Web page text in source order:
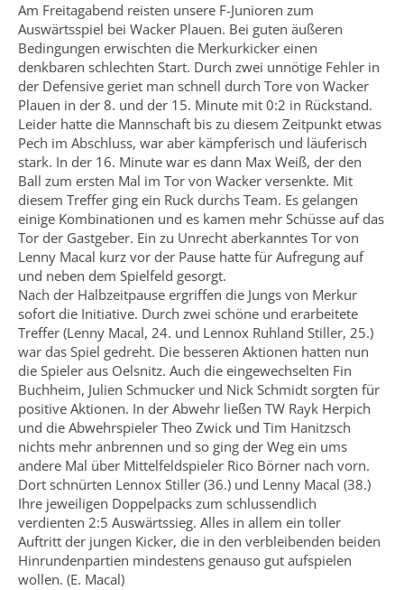
Am Freitagabend reisten unsere F-Junioren zum
Auswärtsspiel bei Wacker Plauen. Bei guten äußeren
Bedingungen erwischten die Merkurkicker einen
denkbaren schlechten Start. Durch zwei unnötige Fehler in
der Defensive geriet man schnell durch Tore von Wacker
Plauen in der 8. und der 15. Minute mit 0:2 in Rückstand.
Leider hatte die Mannschaft bis zu diesem Zeitpunkt etwas
Pech im Abschluss, war aber kämpferisch und läuferisch
stark. In der 16. Minute war es dann Max Weiß, der den
Ball zum ersten Mal im Tor von Wacker versenkte. Mit
diesem Treffer ging ein Ruck durchs Team. Es gelangen
einige Kombinationen und es kamen mehr Schüsse auf das
Tor der Gastgeber. Ein zu Unrecht aberkanntes Tor von
Lenny Macal kurz vor der Pause hatte für Aufregung auf
und neben dem Spielfeld gesorgt.
Nach der Halbzeitpause ergriffen die Jungs von Merkur
sofort die Initiative. Durch zwei schöne und erarbeitete
Treffer (Lenny Macal, 24. und Lennox Ruhland Stiller, 25.)
war das Spiel gedreht. Die besseren Aktionen hatten nun
die Spieler aus Oelsnitz. Auch die eingewechselten Fin
Buchheim, Julien Schmucker und Nick Schmidt sorgten für
positive Aktionen. In der Abwehr ließen TW Rayk Herpich
und die Abwehrspieler Theo Zwick und Tim Hanitzsch
nichts mehr anbrennen und so ging der Weg ein ums
andere Mal über Mittelfeldspieler Rico Börner nach vorn.
Dort schnürten Lennox Stiller (36.) und Lenny Macal (38.)
Ihre jeweiligen Doppelpacks zum schlussendlich
verdienten 2:5 Auswärtssieg. Alles in allem ein toller
Auftritt der jungen Kicker, die in den verbleibenden beiden
Hinrundenpartien mindestens genauso gut aufspielen
wollen. (E. Macal)